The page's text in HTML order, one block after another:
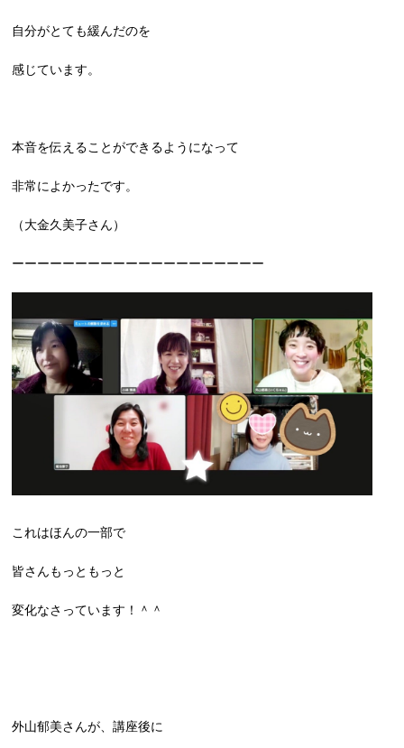
自分がとても緩んだのを
感じています。
本音を伝えることができるようになって
非常によかったです。
（大金久美子さん）
ーーーーーーーーーーーーーーーーーーーー
これはほんの一部で
皆さんもっともっと
変化なさっています！＾＾
外山郁美さんが、講座後に